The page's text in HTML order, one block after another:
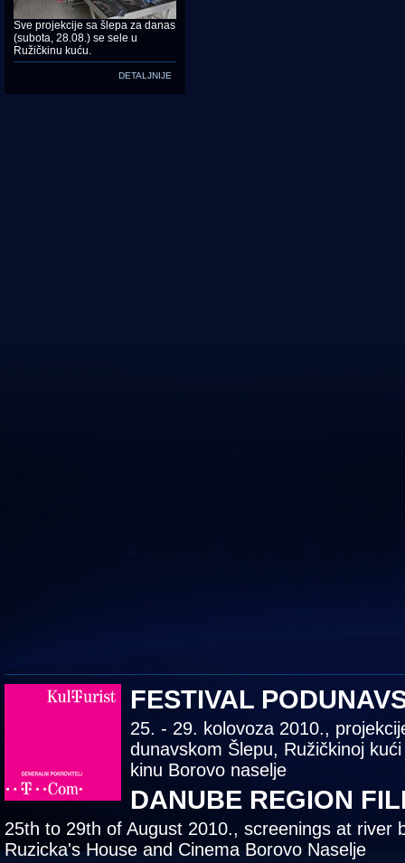
Sve projekcije sa šlepa za danas
(subota, 28.08.) se sele u
Ružičkinu kuću.
DETALJNIJE
FESTIVAL
25. - 29. kolovoza 2010.,
dunavskom Šlepu, Ružičkinoj
kinu Borovo naselje
DANUBE REGION
25th to 29th of August 2010., screenings at river
Ruzicka's House and Cinema Borovo Naselje